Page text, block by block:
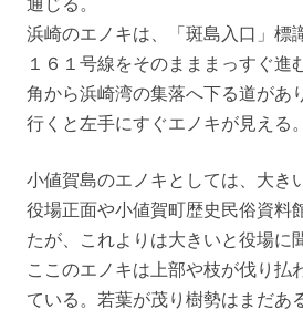
浜崎のエノキは、「斑島入口」標
１６１号線をそのまままっすぐ進
角から浜崎湾の集落へ下る道があ
行くと左手にすぐエノキが見える。
小値賀島のエノキとしては、大き
役場正面や小値賀町歴史民俗資料
たが、これよりは大きいと役場に
ここのエノキは上部や枝が伐り払
ている。若葉が茂り樹勢はまだあ